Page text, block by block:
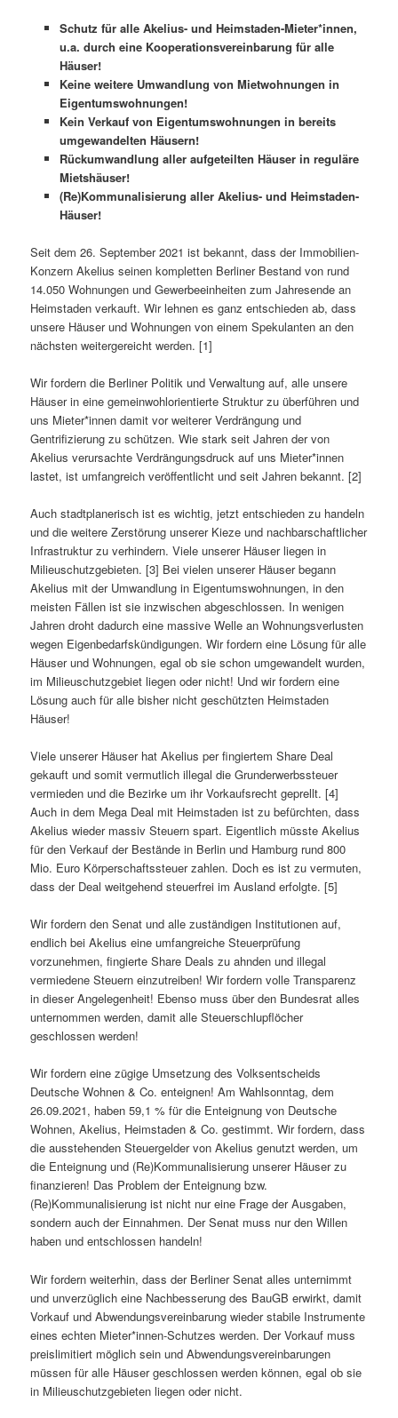
Schutz für alle Akelius- und Heimstaden-Mieter*innen,
u.a. durch eine Kooperationsvereinbarung für alle
Häuser!
Keine weitere Umwandlung von Mietwohnungen in
Eigentumswohnungen!
Kein Verkauf von Eigentumswohnungen in bereits
umgewandelten Häusern!
Rückumwandlung aller aufgeteilten Häuser in reguläre
Mietshäuser!
(Re)Kommunalisierung aller Akelius- und Heimstaden-
Häuser!
Seit dem 26. September 2021 ist bekannt, dass der Immobilien-
Konzern Akelius seinen kompletten Berliner Bestand von rund
14.050 Wohnungen und Gewerbeeinheiten zum Jahresende an
Heimstaden verkauft. Wir lehnen es ganz entschieden ab, dass
unsere Häuser und Wohnungen von einem Spekulanten an den
nächsten weitergereicht werden. [1]
Wir fordern die Berliner Politik und Verwaltung auf, alle unsere
Häuser in eine gemeinwohlorientierte Struktur zu überführen und
uns Mieter*innen damit vor weiterer Verdrängung und
Gentrifizierung zu schützen. Wie stark seit Jahren der von
Akelius verursachte Verdrängungsdruck auf uns Mieter*innen
lastet, ist umfangreich veröffentlicht und seit Jahren bekannt. [2]
Auch stadtplanerisch ist es wichtig, jetzt entschieden zu handeln
und die weitere Zerstörung unserer Kieze und nachbarschaftlicher
Infrastruktur zu verhindern. Viele unserer Häuser liegen in
Milieuschutzgebieten. [3] Bei vielen unserer Häuser begann
Akelius mit der Umwandlung in Eigentumswohnungen, in den
meisten Fällen ist sie inzwischen abgeschlossen. In wenigen
Jahren droht dadurch eine massive Welle an Wohnungsverlusten
wegen Eigenbedarfskündigungen. Wir fordern eine Lösung für alle
Häuser und Wohnungen, egal ob sie schon umgewandelt wurden,
im Milieuschutzgebiet liegen oder nicht! Und wir fordern eine
Lösung auch für alle bisher nicht geschützten Heimstaden
Häuser!
Viele unserer Häuser hat Akelius per fingiertem Share Deal
gekauft und somit vermutlich illegal die Grunderwerbssteuer
vermieden und die Bezirke um ihr Vorkaufsrecht geprellt. [4]
Auch in dem Mega Deal mit Heimstaden ist zu befürchten, dass
Akelius wieder massiv Steuern spart. Eigentlich müsste Akelius
für den Verkauf der Bestände in Berlin und Hamburg rund 800
Mio. Euro Körperschaftssteuer zahlen. Doch es ist zu vermuten,
dass der Deal weitgehend steuerfrei im Ausland erfolgte. [5]
Wir fordern den Senat und alle zuständigen Institutionen auf,
endlich bei Akelius eine umfangreiche Steuerprüfung
vorzunehmen, fingierte Share Deals zu ahnden und illegal
vermiedene Steuern einzutreiben! Wir fordern volle Transparenz
in dieser Angelegenheit! Ebenso muss über den Bundesrat alles
unternommen werden, damit alle Steuerschlupflöcher
geschlossen werden!
Wir fordern eine zügige Umsetzung des Volksentscheids
Deutsche Wohnen & Co. enteignen! Am Wahlsonntag, dem
26.09.2021, haben 59,1 % für die Enteignung von Deutsche
Wohnen, Akelius, Heimstaden & Co. gestimmt. Wir fordern, dass
die ausstehenden Steuergelder von Akelius genutzt werden, um
die Enteignung und (Re)Kommunalisierung unserer Häuser zu
finanzieren! Das Problem der Enteignung bzw.
(Re)Kommunalisierung ist nicht nur eine Frage der Ausgaben,
sondern auch der Einnahmen. Der Senat muss nur den Willen
haben und entschlossen handeln!
Wir fordern weiterhin, dass der Berliner Senat alles unternimmt
und unverzüglich eine Nachbesserung des BauGB erwirkt, damit
Vorkauf und Abwendungsvereinbarung wieder stabile Instrumente
eines echten Mieter*innen-Schutzes werden. Der Vorkauf muss
preislimitiert möglich sein und Abwendungsvereinbarungen
müssen für alle Häuser geschlossen werden können, egal ob sie
in Milieuschutzgebieten liegen oder nicht.